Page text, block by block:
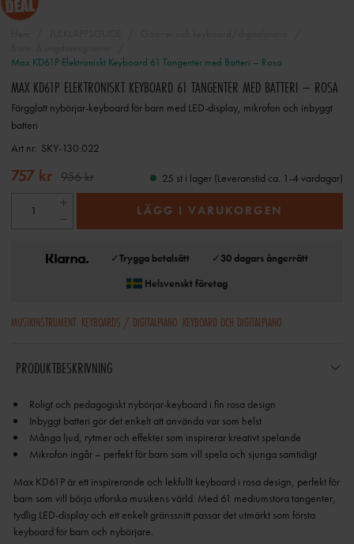
Max KD61P Elektroniskt Keyboard 61 Tangenter med Batteri – Rosa
MAX KD61P ELEKTRONISKT KEYBOARD 61 TANGENTER MED BATTERI – ROSA
Färgglatt nybörjar-keyboard för barn med LED-display, mikrofon och inbyggt
batteri
Art nr: SKY-130.022
757 kr 956 kr 25 st i lager (Leveranstid ca. 1-4 vardagar)
LÄGG I VARUKORGEN
✓Trygga betalsätt ✓30 dagars ångerrätt
Helsvenskt företag
MUSIKINSTRUMENT KEYBOARDS / DIGITALPIANO KEYBOARD OCH DIGITALPIANO
PRODUKTBESKRIVNING
Inbyggt batteri gör det enkelt att använda var som helst
Mikrofon ingår – perfekt för barn som vill spela och sjunga samtidigt
Max KD61P är ett inspirerande och lekfullt keyboard i rosa design, perfekt för
barn som vill börja utforska musikens värld. Med 61 mediumstora tangenter,
tydlig LED-display och ett enkelt gränssnitt passar det utmärkt som första
keyboard för barn och nybörjare.